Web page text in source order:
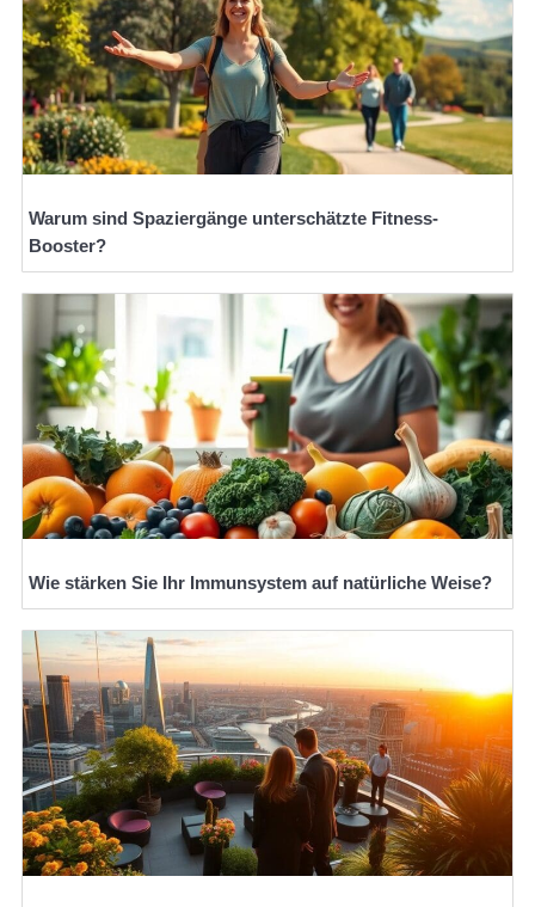
Warum sind Spaziergänge unterschätzte Fitness-
Booster?
Wie stärken Sie Ihr Immunsystem auf natürliche Weise?